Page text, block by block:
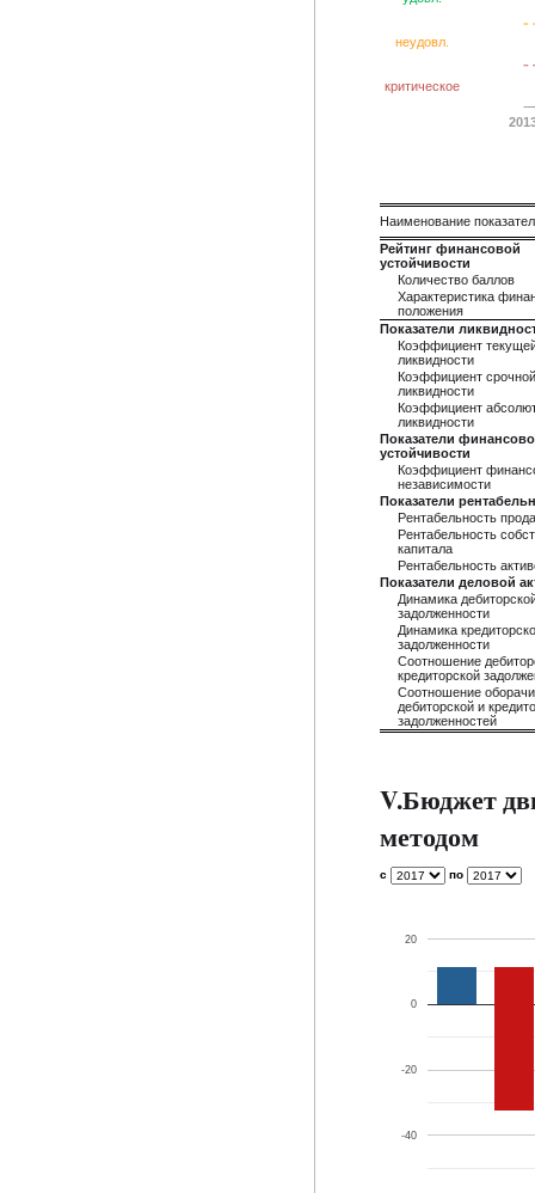
неудовл.
критическое
Наименование
Рейтинг финансовой
устойчивости
Количество баллов
Характеристика
положения
Показатели
Коэффициент
ликвидности
Коэффициент срочной
ликвидности
Коэффициент
ликвидности
Показатели
устойчивости
Коэффициент
независимости
Показатели
Рентабельность
Рентабельность
капитала
Рентабельность
Показатели деловой
Динамика
задолженности
Динамика
задолженности
Соотношение
кредиторской
Соотношение
дебиторской и
задолженностей
V.Бюджет
методом
с по
-40
-20
0
20